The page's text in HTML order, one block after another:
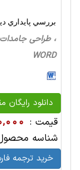
بررسي پايداري
WORD
دانلود رایگان
قیمت :
شناسه
خرید ترجمه